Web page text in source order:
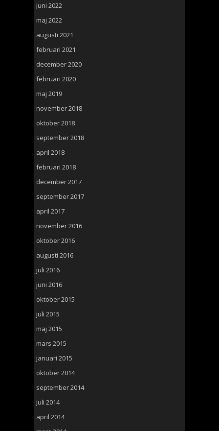
juni 2022
maj 2022
augusti 2021
februari 2021
december 2020
februari 2020
maj 2019
november 2018
oktober 2018
september 2018
april 2018
februari 2018
december 2017
september 2017
april 2017
november 2016
oktober 2016
augusti 2016
juli 2016
juni 2016
oktober 2015
juli 2015
maj 2015
mars 2015
januari 2015
oktober 2014
september 2014
juli 2014
april 2014